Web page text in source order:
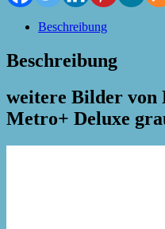
Beschreibung
Beschreibung
weitere Bilder von
Metro+ Deluxe